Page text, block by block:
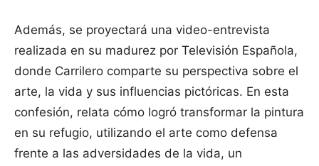
Además, se proyectará una video-entrevista
realizada en su madurez por Televisión Española,
donde Carrilero comparte su perspectiva sobre el
arte, la vida y sus influencias pictóricas. En esta
confesión, relata cómo logró transformar la pintura
en su refugio, utilizando el arte como defensa
frente a las adversidades de la vida, un